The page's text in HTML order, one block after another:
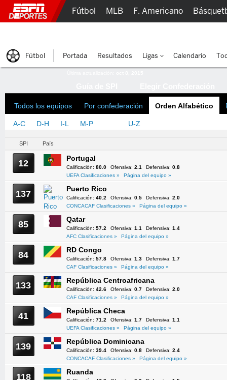
Todos los equipos Por confederación Orden Alfabético
A-C D-H I-L M-P U-Z
SPI País
12 Portugal
Calificación: 80.0 Ofensiva: 2.1 Defensiva: 0.8
UEFA Clasificaciones »
Página del equipo »
137 Puerto Rico
Calificación: 40.2 Ofensiva: 0.5 Defensiva: 2.0
CONCACAF Clasificaciones »
Página del equipo »
85 Qatar
Calificación: 57.2 Ofensiva: 1.1 Defensiva: 1.4
AFC Clasificaciones »
Página del equipo »
84 RD Congo
Calificación: 57.8 Ofensiva: 1.3 Defensiva: 1.7
CAF Clasificaciones »
Página del equipo »
133 República Centroafricana
Calificación: 42.6 Ofensiva: 0.7 Defensiva: 2.0
CAF Clasificaciones »
Página del equipo »
41 República Checa
Calificación: 71.2 Ofensiva: 1.7 Defensiva: 1.1
UEFA Clasificaciones »
Página del equipo »
139 República Dominicana
Calificación: 39.4 Ofensiva: 0.8 Defensiva: 2.4
CONCACAF Clasificaciones »
Página del equipo »
118 Ruanda
Fútbol MLB F. Americano
Fútbol Portada Resultados Ligas Calendario